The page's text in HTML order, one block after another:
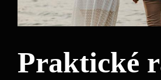
Praktické